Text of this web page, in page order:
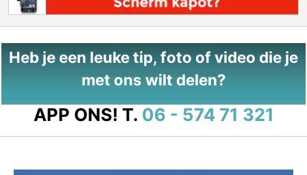
Heb je een leuke tip, foto of video die je
met ons wilt delen?
APP ONS! T. 06 - 574 71 321